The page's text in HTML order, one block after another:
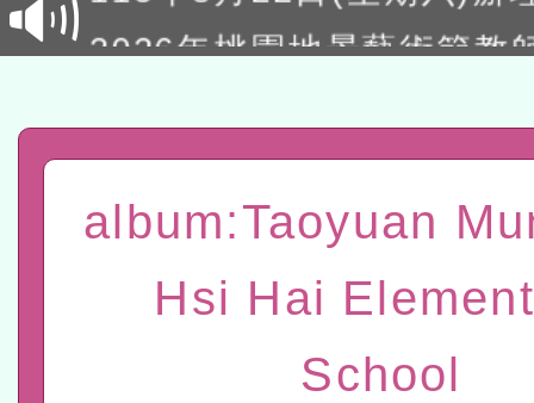
位及節水達人選拔活動」
市孔廟祈福系列活動—儒
2026年桃園地景藝術節教
宜
轉知教育部國民及學前教
灣師範大學辦理「114至
進學校輔導計畫師資專業
計畫
函轉國家教育研究院中心
民族教育政策研討會「原
趨勢與發展」
轉知教育部國民及學前教
政府教育局辦理「115年
研習實施計畫－夢的N次
函轉國立臺灣師範大學辦
臺北學習中心115年度第2
轉知有關國立成功大學辦
album:Taoyuan
Hsi Hai
School